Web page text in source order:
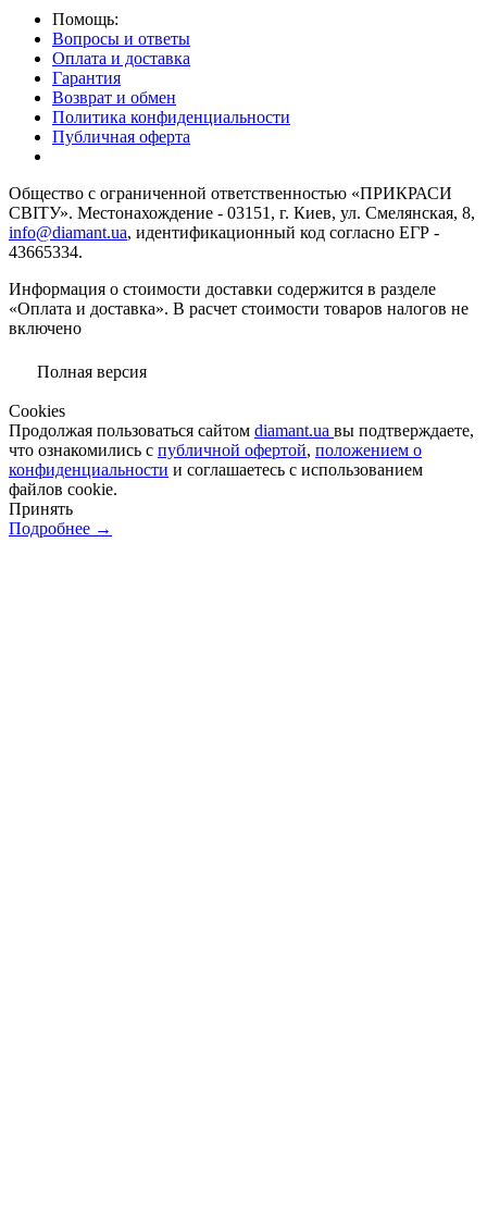
Помощь:
Вопросы и ответы
Оплата и доставка
Гарантия
Возврат и обмен
Политика конфиденциальности
Публичная оферта
Общество с ограниченной ответственностью «ПРИКРАСИ
СВІТУ». Местонахождение - 03151, г. Киев, ул. Смелянская, 8,
info@diamant.ua, идентификационный код согласно ЕГР -
43665334.
Информация о стоимости доставки содержится в разделе
«Оплата и доставка». В расчет стоимости товаров налогов не
включено
Полная версия
Сookies
Продолжая пользоваться сайтом diamant.ua вы подтверждаете,
что ознакомились с публичной офертой, положением о
конфиденциальности и соглашаетесь с использованием
файлов cookie.
Принять
Подробнее →